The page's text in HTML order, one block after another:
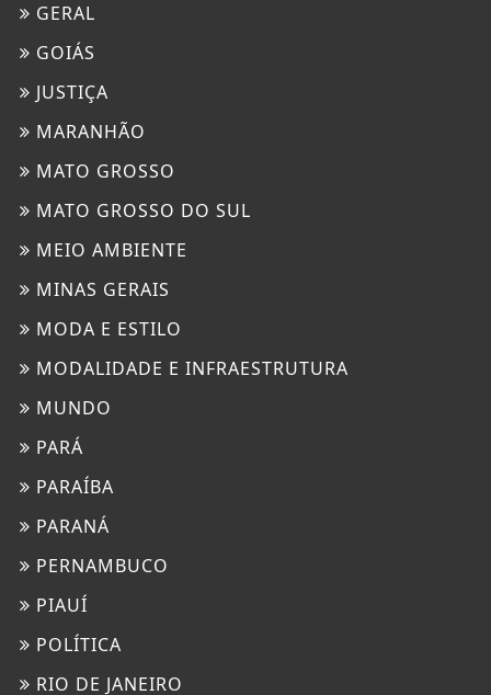
GERAL
GOIÁS
JUSTIÇA
MARANHÃO
MATO GROSSO
MATO GROSSO DO SUL
MEIO AMBIENTE
MINAS GERAIS
MODA E ESTILO
MODALIDADE E INFRAESTRUTURA
MUNDO
PARÁ
PARAÍBA
PARANÁ
PERNAMBUCO
PIAUÍ
POLÍTICA
RIO DE JANEIRO